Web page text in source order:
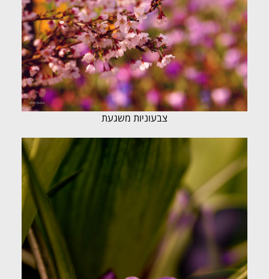
צבעוניות משגעת